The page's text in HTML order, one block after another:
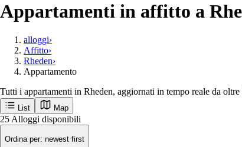
Appartamenti in affitto a
alloggi›
Affitto›
Rheden›
Appartamento
Tutti i appartamenti in Rheden, aggiornati in tempo reale da
List Map